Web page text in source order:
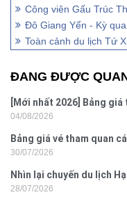
Công viên Gấu Trúc Thành Đô
Đô Giang Yển - Kỳ quan kỹ
Toàn cảnh du lịch Tứ
ĐANG ĐƯỢC
[Mới nhất 2026] Bảng
04/08/2026
Bảng giá vé tham quan
2026
30/07/2026
Nhìn lại chuyến du lịch
Hưng 2026
28/07/2026